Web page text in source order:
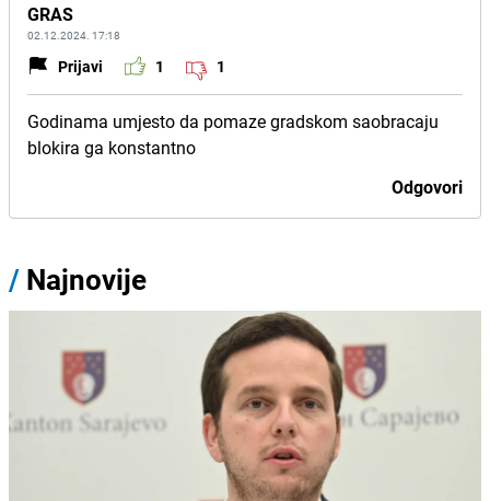
GRAS
02.12.2024. 17:18
Prijavi 1 1
Godinama umjesto da pomaze gradskom saobracaju
blokira ga konstantno
Odgovori
/ Najnovije